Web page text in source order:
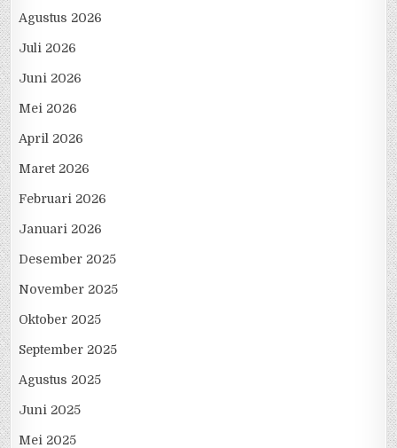
Agustus 2026
Juli 2026
Juni 2026
Mei 2026
April 2026
Maret 2026
Februari 2026
Januari 2026
Desember 2025
November 2025
Oktober 2025
September 2025
Agustus 2025
Juni 2025
Mei 2025